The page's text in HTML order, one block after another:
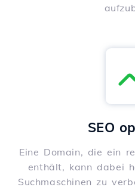
SEO
Eine Domain, die ein
enthält, kann dabei
Suchmaschinen zu